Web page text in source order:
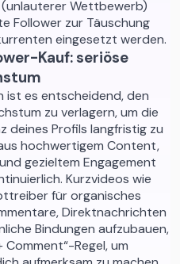
(unlauterer Wettbewerb)
Follower zur Täuschung
eingesetzt werden.
Kauf: seriöse
ist es entscheidend, den
zu verlagern, um die
deines Profils langfristig zu
hochwertigem Content,
gezieltem Engagement
Kurzvideos wie
für organisches
Direktnachrichten
Bindungen aufzubauen,
Comment“-Regel, um